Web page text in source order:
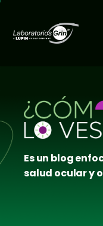
Es un blog
salud ocular y